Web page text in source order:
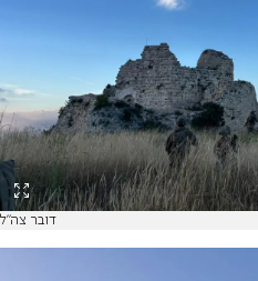
דובר צה"ל